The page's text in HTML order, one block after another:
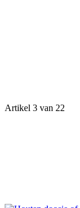
Artikel 3 van 22